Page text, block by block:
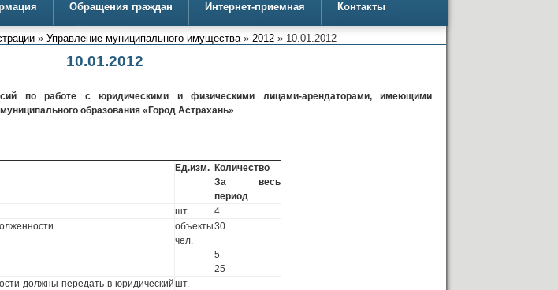
Обращения граждан Интернет-приемная Контакты
» Управление муниципального имущества» 2012 » 10.01.2012
10.01.2012
по работе с юридическими и физическими лицами-арендаторами, имеющими
образования «Город Астрахань»
Ед.изм. Количество
За весь
период
шт.
4
объекты
чел.
30
5
25
должны передать в юридическийшт.